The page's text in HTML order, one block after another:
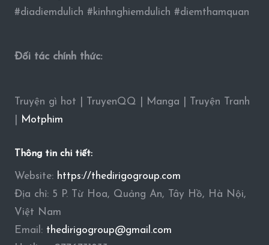
#diadiemdulich #kinhnghiemdulich #diemthamquan
Đối tác chính thức:
Truyện gì hot | TruyenQQ | Manga | Truyện Tranh
Motphim
Thông tin chi tiết:
Website: https://thedirigogroup.com
Địa chỉ: 5 P. Từ Hoa, Quảng An, Tây Hồ, Hà Nội,
Việt Nam
Email: thedirigogroup@gmail.com